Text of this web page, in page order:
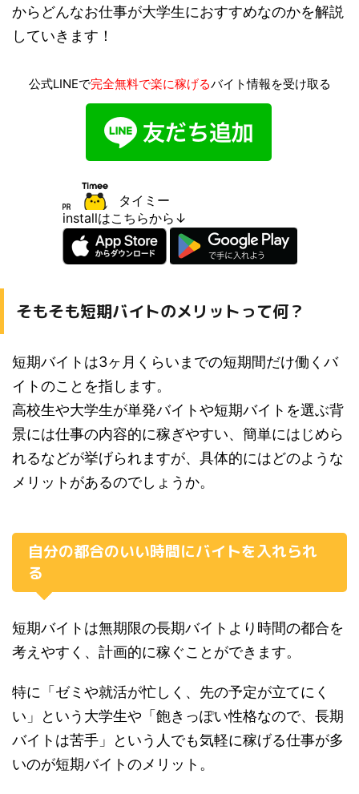
からどんなお仕事が大学生におすすめなのかを解説
していきます！
公式LINEで完全無料で楽に稼げるバイト情報を受け取る
タイミー
installはこちらから↓
そもそも短期バイトのメリットって何？
短期バイトは3ヶ月くらいまでの短期間だけ働くバ
イトのことを指します。
高校生や大学生が単発バイトや短期バイトを選ぶ背
景には仕事の内容的に稼ぎやすい、簡単にはじめら
れるなどが挙げられますが、具体的にはどのような
メリットがあるのでしょうか。
自分の都合のいい時間にバイトを入れられ
る
短期バイトは無期限の長期バイトより時間の都合を
考えやすく、計画的に稼ぐことができます。
特に「ゼミや就活が忙しく、先の予定が立てにく
い」という大学生や「飽きっぽい性格なので、長期
バイトは苦手」という人でも気軽に稼げる仕事が多
いのが短期バイトのメリット。